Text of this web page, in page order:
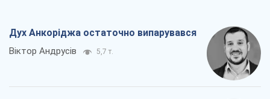
Дух Анкоріджа остаточно випарувався
Віктор Андрусів 5,7 т.